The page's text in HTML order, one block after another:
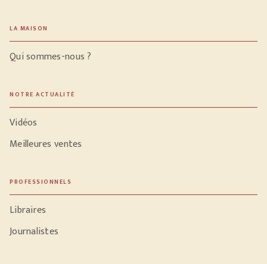
LA MAISON
Qui sommes-nous ?
NOTRE ACTUALITÉ
Vidéos
Meilleures ventes
PROFESSIONNELS
Libraires
Journalistes